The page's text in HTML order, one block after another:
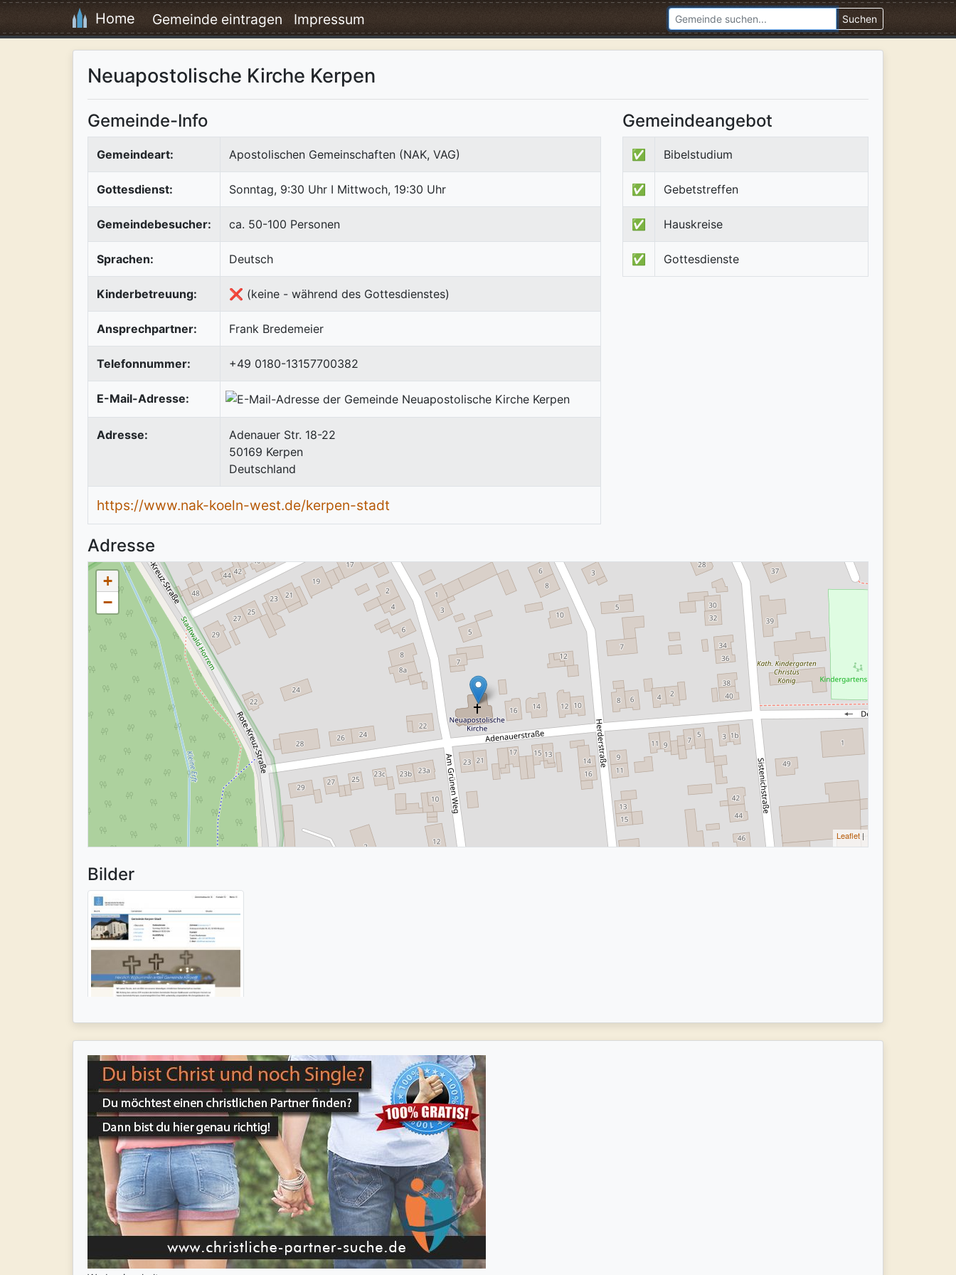
Home Gemeinde eintragen Impressum Suchen
Neuapostolische Kirche Kerpen
Gemeinde-Info
Gemeindeart: Apostolischen Gemeinschaften (NAK, VAG)
Gottesdienst: Sonntag, 9:30 Uhr I Mittwoch, 19:30 Uhr
Gemeindebesucher: ca. 50-100 Personen
Sprachen: Deutsch
Kinderbetreuung: ❌ (keine - während des Gottesdienstes)
Ansprechpartner: Frank Bredemeier
Telefonnummer: +49 0180-13157700382
E-Mail-Adresse:
Adresse:
Adenauer Str. 18-22
50169 Kerpen
Deutschland
https://www.nak-koeln-west.de/kerpen-stadt
Gemeindeangebot
✅ Bibelstudium
✅ Gebetstreffen
✅ Hauskreise
✅ Gottesdienste
Adresse
+
−
Leaflet |
Bilder